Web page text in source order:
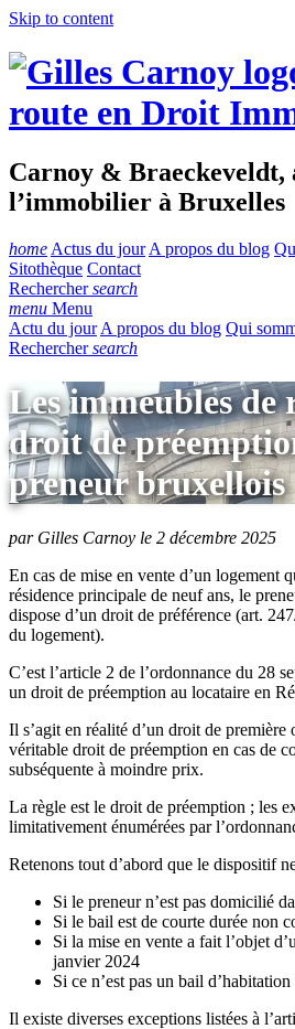
Skip to content
route en Droit
Carnoy & Braeckeveldt,
l’immobilier à Bruxelles
home Actus du jour A propos du blog
Sitothèque Contact
Recherchersearch
menu Menu
Actu du jour A propos du blog Qui
Recherchersearch
Les immeubles de
droit de
preneur bruxellois
par Gilles Carnoy le 2 décembre 2025
En cas de mise en vente d’un logement
résidence principale de neuf ans, le
dispose d’un droit de préférence (art.
du logement).
C’est l’article 2 de l’ordonnance du 28
un droit de préemption au locataire en
Il s’agit en réalité d’un droit de
véritable droit de préemption en cas de
subséquente à moindre prix.
La règle est le droit de préemption ; les
limitativement énumérées par
Retenons tout d’abord que le dispositif
Si le preneur n’est pas domicilié
Si le bail est de courte durée non
Si la mise en vente a fait l’objet
janvier 2024
Si ce n’est pas un bail
Il existe diverses exceptions listées à